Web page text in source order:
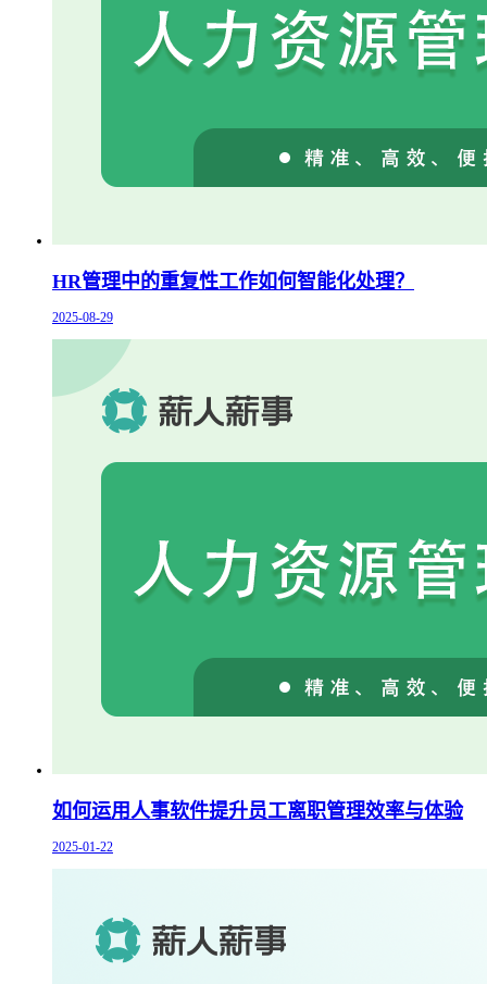
HR管理中的重复性工作如何智能化处理？
2025-08-29
如何运用人事软件提升员工离职管理效率与体验
2025-01-22